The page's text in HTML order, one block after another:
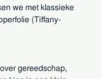
we met klassieke
(Tiffany-
gereedschap,